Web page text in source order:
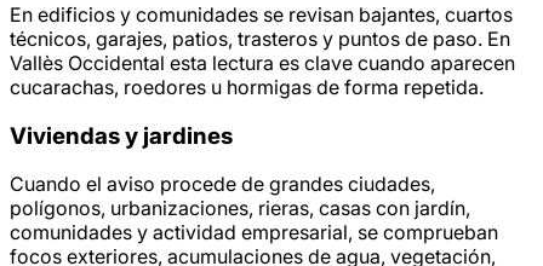
En edificios y comunidades se revisan bajantes, cuartos
técnicos, garajes, patios, trasteros y puntos de paso. En
Vallès Occidental esta lectura es clave cuando aparecen
cucarachas, roedores u hormigas de forma repetida.
Viviendas y jardines
Cuando el aviso procede de grandes ciudades,
polígonos, urbanizaciones, rieras, casas con jardín,
comunidades y actividad empresarial, se comprueban
focos exteriores, acumulaciones de agua, vegetación,